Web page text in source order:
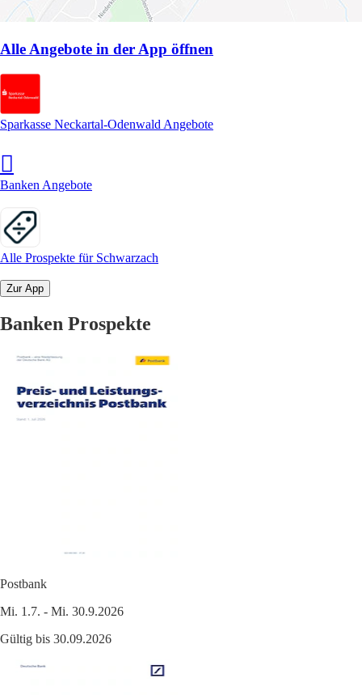
Alle Angebote in der App öffnen
Sparkasse Neckartal-Odenwald Angebote
Banken Angebote
Alle Prospekte für Schwarzach
Zur App
Banken Prospekte
Postbank
Mi. 1.7. - Mi. 30.9.2026
Gültig bis 30.09.2026